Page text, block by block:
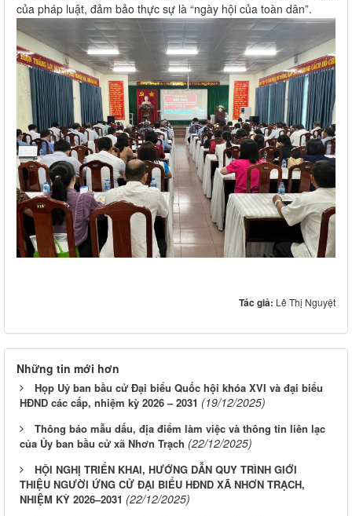
của pháp luật, đảm bảo thực sự là “ngày hội của toàn dân”.
Tác giả: Lê Thị Nguyệt
Những tin mới hơn
Họp Uỷ ban bầu cử Đại biểu Quốc hội khóa XVI và đại biểu
HĐND các cấp, nhiệm kỳ 2026 – 2031 (19/12/2025)
Thông báo mẫu dấu, địa điểm làm việc và thông tin liên lạc
của Ủy ban bầu cử xã Nhơn Trạch (22/12/2025)
HỘI NGHỊ TRIỂN KHAI, HƯỚNG DẪN QUY TRÌNH GIỚI
THIỆU NGƯỜI ỨNG CỬ ĐẠI BIỂU HĐND XÃ NHƠN TRẠCH,
NHIỆM KỲ 2026–2031 (22/12/2025)